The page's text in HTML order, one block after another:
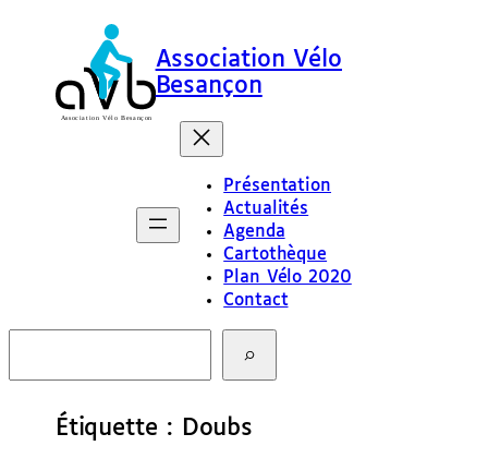
Association Vélo
Besançon
Présentation
Actualités
Agenda
Cartothèque
Plan Vélo 2020
Contact
c
Étiquette : Doubs